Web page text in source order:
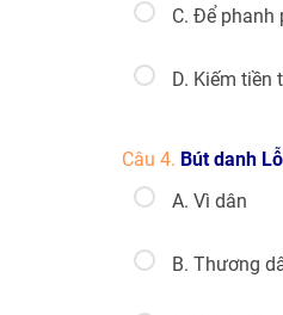
C. Để
D. Kiếm tiền
Câu 4. Bút danh
A. Vì dân
B. Thương